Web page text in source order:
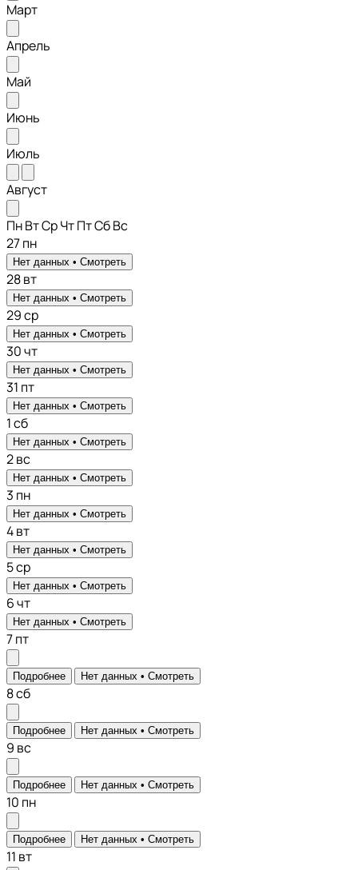
Март
Апрель
Май
Июнь
Июль
Август
ПнВтСрЧтПтСбВс
27пн
Нет данных • Смотреть
28вт
Нет данных • Смотреть
29ср
Нет данных • Смотреть
30чт
Нет данных • Смотреть
31 пт
Нет данных • Смотреть
1сб
Нет данных • Смотреть
2вс
Нет данных • Смотреть
3 пн
Нет данных • Смотреть
4вт
Нет данных • Смотреть
5ср
Нет данных • Смотреть
6чт
Нет данных • Смотреть
7пт
Подробнее Нет данных • Смотреть
8сб
Подробнее Нет данных • Смотреть
9 вс
Подробнее Нет данных • Смотреть
10 пн
Подробнее Нет данных • Смотреть
11 вт